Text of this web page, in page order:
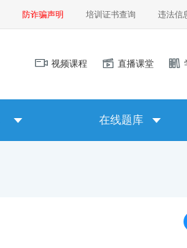
防诈骗声明 培训证书查询 违法信
视频课程 直播课堂
在线题库